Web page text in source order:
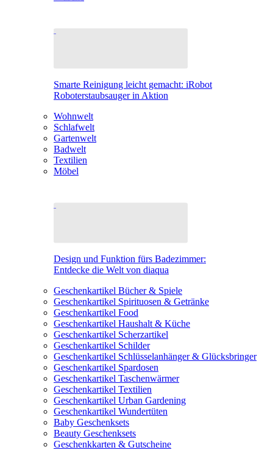
Smarte Reinigung leicht gemacht: iRobot
Roboterstaubsauger in Aktion
Wohnwelt
Schlafwelt
Gartenwelt
Badwelt
Textilien
Möbel
Design und Funktion fürs Badezimmer:
Entdecke die Welt von diaqua
Geschenkartikel Bücher & Spiele
Geschenkartikel Spirituosen & Getränke
Geschenkartikel Food
Geschenkartikel Haushalt & Küche
Geschenkartikel Scherzartikel
Geschenkartikel Schilder
Geschenkartikel Schlüsselanhänger & Glücksbringer
Geschenkartikel Spardosen
Geschenkartikel Taschenwärmer
Geschenkartikel Textilien
Geschenkartikel Urban Gardening
Geschenkartikel Wundertüten
Baby Geschenksets
Beauty Geschenksets
Geschenkkarten & Gutscheine